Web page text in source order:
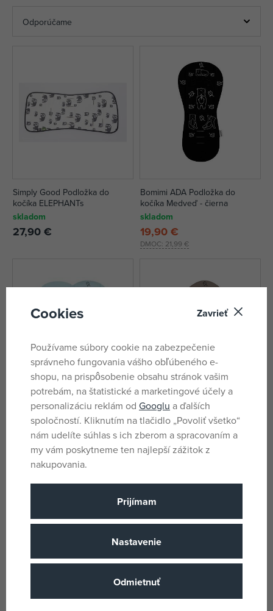
Simply Good Podložka do
kočíka ELEPHANTs
skladom
27,90 €
Bomimi ADA Podložka do
kočíka Medveď - čierna
skladom
DMOC: 21,99 €
19,90 €
Bomimi ADA Podložka do
kočíka Medveď - modrá
skladom
DMOC:21,99 €
19,90 €
Bomimi ADA Podložka do
kočíka Medveď - grey
skladom
DMOC:21,99 €
19,90 €
Cookies Zavrieť
Používame súbory cookie na zabezpečenie
správneho fungovania vášho obľúbeného e-
shopu, na prispôsobenie obsahu stránok vašim
potrebám, na štatistické a marketingové účely a
personalizáciu reklám od Googlu a ďalších
spoločností. Kliknutím na tlačidlo „Povoliť všetko“
nám udelíte súhlas s ich zberom a spracovaním a
my vám poskytneme ten najlepší zážitok z
nakupovania.
Prijímam
Nastavenie
Odmietnuť